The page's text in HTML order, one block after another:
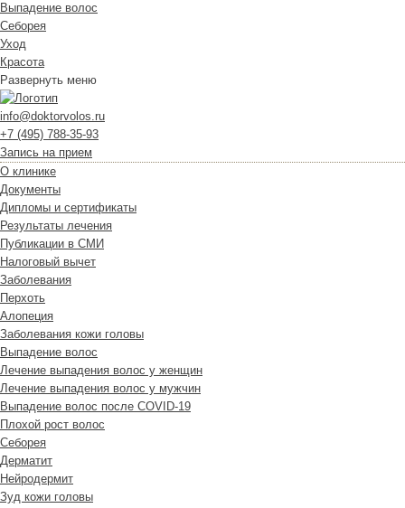
Выпадение волос
Cеборея
Уход
Красота
Развернуть меню
info@doktorvolos.ru
+7 (495) 788-35-93
Запись на прием
О клинике
Документы
Дипломы и сертификаты
Результаты лечения
Публикации в СМИ
Налоговый вычет
Заболевания
Перхоть
Алопеция
Заболевания кожи головы
Выпадение волос
Лечение выпадения волос у женщин
Лечение выпадения волос у мужчин
Выпадение волос после COVID-19
Плохой рост волос
Cеборея
Дерматит
Нейродермит
Зуд кожи головы